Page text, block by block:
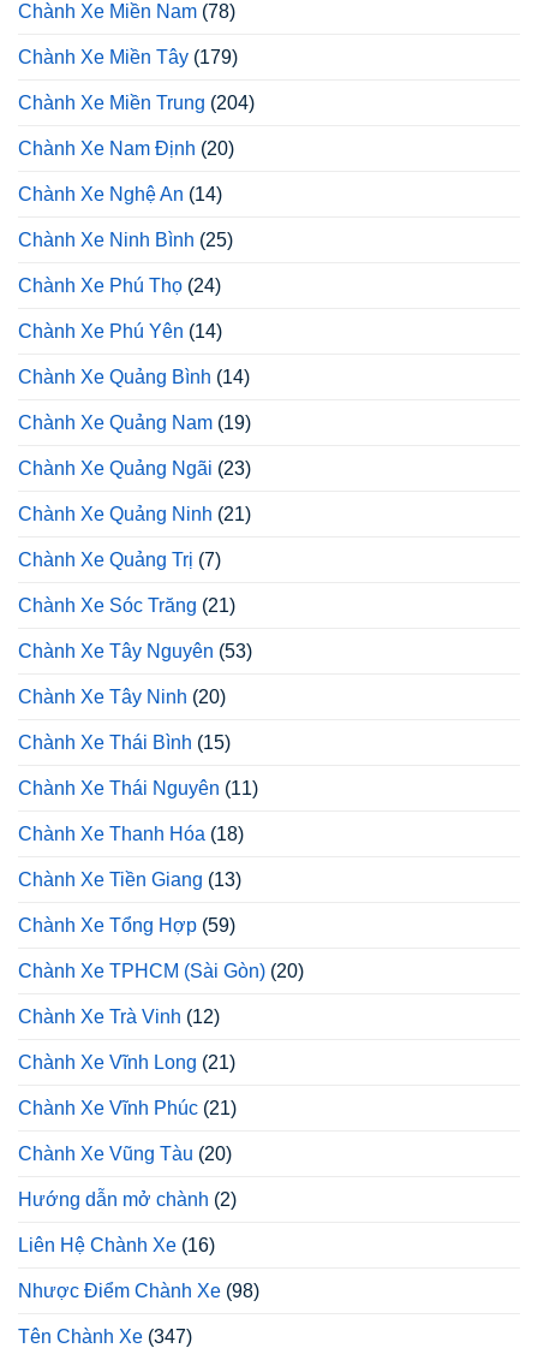
Chành Xe Miền Nam (78)
Chành Xe Miền Tây (179)
Chành Xe Miền Trung (204)
Chành Xe Nam Định (20)
Chành Xe Nghệ An (14)
Chành Xe Ninh Bình (25)
Chành Xe Phú Thọ (24)
Chành Xe Phú Yên (14)
Chành Xe Quảng Bình (14)
Chành Xe Quảng Nam (19)
Chành Xe Quảng Ngãi (23)
Chành Xe Quảng Ninh (21)
Chành Xe Quảng Trị (7)
Chành Xe Sóc Trăng (21)
Chành Xe Tây Nguyên (53)
Chành Xe Tây Ninh (20)
Chành Xe Thái Bình (15)
Chành Xe Thái Nguyên (11)
Chành Xe Thanh Hóa (18)
Chành Xe Tiền Giang (13)
Chành Xe Tổng Hợp (59)
Chành Xe TPHCM (Sài Gòn) (20)
Chành Xe Trà Vinh (12)
Chành Xe Vĩnh Long (21)
Chành Xe Vĩnh Phúc (21)
Chành Xe Vũng Tàu (20)
Hướng dẫn mở chành (2)
Liên Hệ Chành Xe (16)
Nhược Điểm Chành Xe (98)
Tên Chành Xe (347)